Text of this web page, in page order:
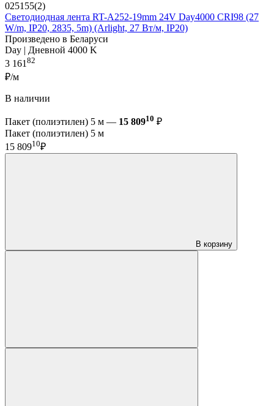
025155(2)
Светодиодная лента RT-A252-19mm 24V Day4000 CRI98 (27
W/m, IP20, 2835, 5m) (Arlight, 27 Вт/м, IP20)
Произведено в Беларуси
Day | Дневной 4000 K
3 16182
₽/м
В наличии
Пакет (полиэтилен) 5 м — 15 80910 ₽
Пакет (полиэтилен) 5 м
15 80910₽
В корзину